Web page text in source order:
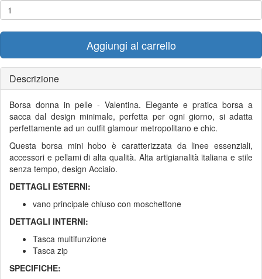
Aggiungi al carrello
Descrizione
Borsa donna in pelle - Valentina. Elegante e pratica borsa a
sacca dal design minimale, perfetta per ogni giorno, si adatta
perfettamente ad un outfit glamour metropolitano e chic.
Questa borsa mini hobo è caratterizzata da linee essenziali,
accessori e pellami di alta qualità. Alta artigianalità italiana e stile
senza tempo, design Acciaio.
DETTAGLI ESTERNI:
vano principale chiuso con moschettone
DETTAGLI INTERNI:
Tasca multifunzione
Tasca zip
SPECIFICHE: